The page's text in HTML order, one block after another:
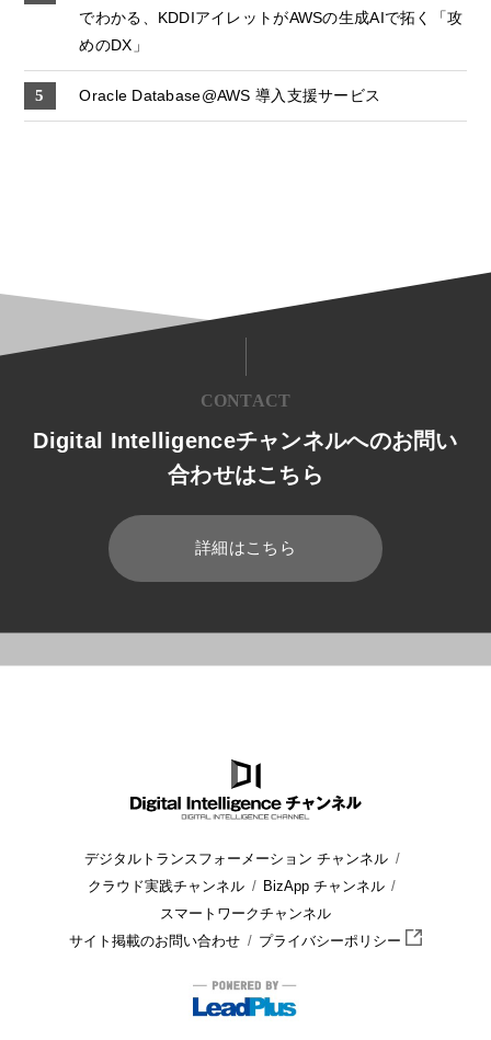
でわかる、KDDIアイレットがAWSの生成AIで拓く「攻
めのDX」
Oracle Database@AWS 導入支援サービス
CONTACT
Digital Intelligenceチャンネルへのお問い
合わせはこちら
詳細はこちら
デジタルトランスフォーメーション チャンネル
クラウド実践チャンネル
BizApp チャンネル
スマートワークチャンネル
サイト掲載のお問い合わせ
プライバシーポリシー